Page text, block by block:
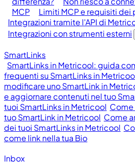
MCP
Limiti MCP e requisiti dei
Integrazioni tramite l'API di
Integrazioni con strumenti esterni
SmartLinks
SmartLinks in Metricool: guida
frequenti su SmartLinks in
modificare uno SmartLink in
e aggiornare contenuti nel tuo
tuoi SmartLinks in Metricool Come
tuo SmartLink in Metricool Come
dei tuoi SmartLinks in Metricool
come link nella tua Bio
Inbox